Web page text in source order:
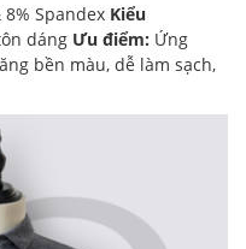
8% Spandex Kiểu
dáng Ưu điểm: Ứng
bền màu, dễ làm sạch,